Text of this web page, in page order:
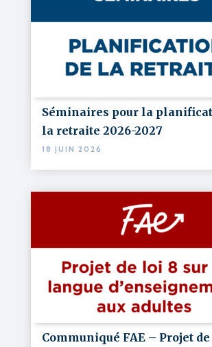
Séminaires pour la
la retraite 2026-2027
18 JUIN 2026
Communiqué FAE – Projet